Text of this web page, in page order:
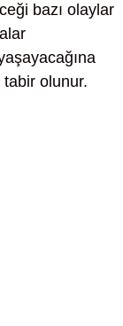
bazı olaylar
olunur.